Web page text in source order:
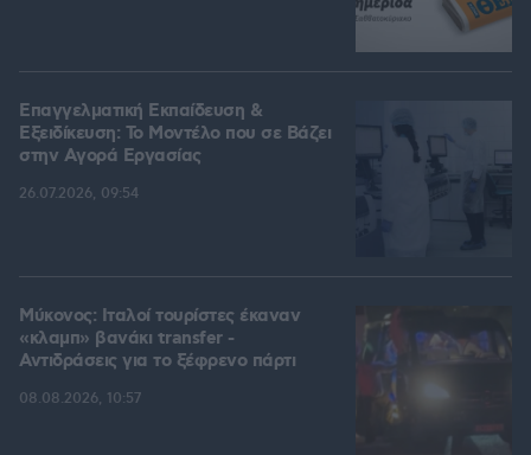
Επαγγελματική Εκπαίδευση &
Εξειδίκευση: Το Mοντέλο που σε Bάζει
στην Aγορά Eργασίας
26.07.2026, 09:54
Μύκονος: Ιταλοί τουρίστες έκαναν
«κλαμπ» βανάκι transfer -
Αντιδράσεις για το ξέφρενο πάρτι
08.08.2026, 10:57